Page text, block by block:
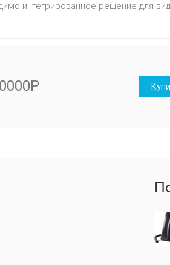
интегрированное решение для